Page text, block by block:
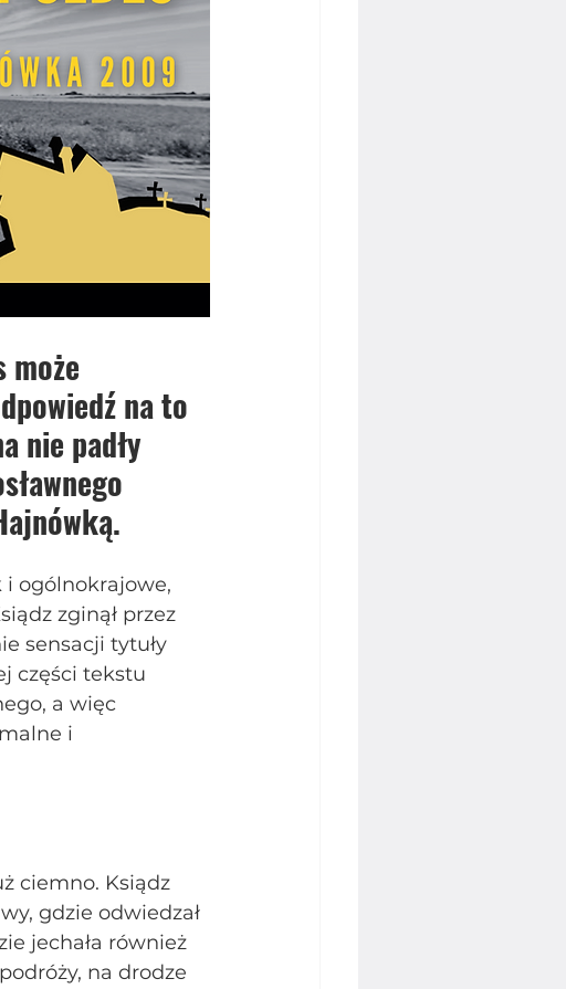
może
na to
nie padły
i ogólnokrajowe,
zginął przez
sensacji tytuły
części tekstu
a więc
i
ciemno. Ksiądz
gdzie odwiedzał
jechała również
na drodze